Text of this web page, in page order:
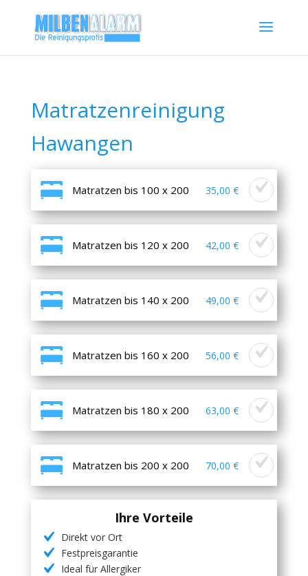
Matratzenreinigung
Hawangen
Matratzen bis 100 x 200 35,00 €
Matratzen bis 120 x 200 42,00 €
Matratzen bis 140 x 200 49,00 €
Matratzen bis 160 x 200 56,00 €
Matratzen bis 180 x 200 63,00 €
Matratzen bis 200 x 200 70,00 €
Ihre Vorteile
Direkt vor Ort
Festpreisgarantie
Ideal für Allergiker